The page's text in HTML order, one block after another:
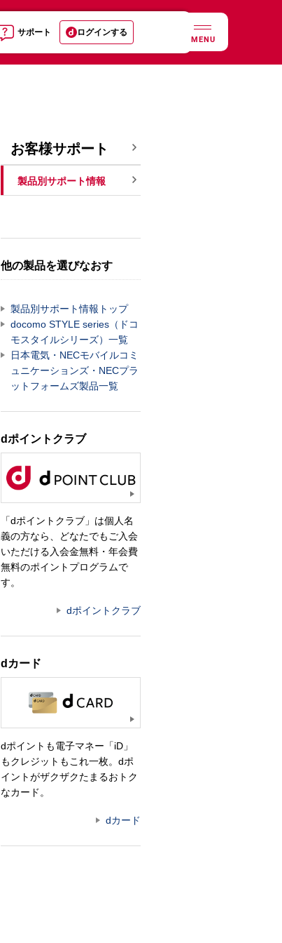
サポート ログインする
MENU
お客様サポート
製品別サポート情報
他の製品を選びなおす
製品別サポート情報トップ
docomo STYLE series（ドコ
モスタイルシリーズ）一覧
日本電気・NECモバイルコミ
ュニケーションズ・NECプラ
ットフォームズ製品一覧
dポイントクラブ
「dポイントクラブ」は個人名
義の方なら、どなたでもご入会
いただける入会金無料・年会費
無料のポイントプログラムで
す。
dポイントクラブ
dカード
dポイントも電子マネー「iD」
もクレジットもこれ一枚。dポ
イントがザクザクたまるおトク
なカード。
dカード